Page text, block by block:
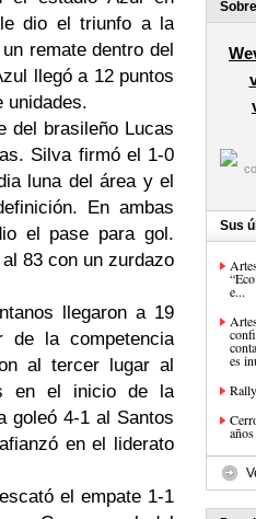
le dio el triunfo a la
remate dentro del
llegó a 12 puntos
unidades.
del brasileño Lucas
Silva firmó el 1-0
luna del área y el
En ambas
el pase para gol.
83 con un zurdazo
llegaron a 19
de la competencia
al tercer lugar al
en el inicio de la
goleó 4-1 al Santos
en el liderato
el empate 1-1
Sus
e...
es